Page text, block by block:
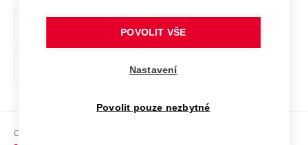
Ochrana osobních údajů
odkaz)
Sociální bezpečí
Copyright © 2026 VUT
POVOLIT VŠE
Nastavení
Povolit pouze nezbytné